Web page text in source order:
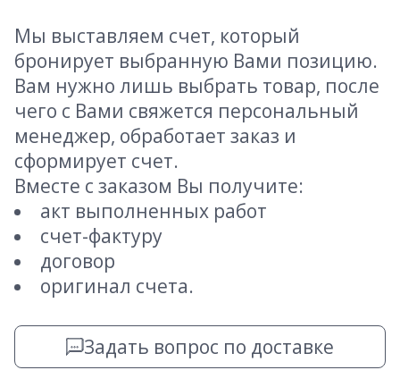
Мы выставляем счет, который
бронирует выбранную Вами позицию.
Вам нужно лишь выбрать товар, после
чего с Вами свяжется персональный
менеджер, обработает заказ и
сформирует счет.
Вместе с заказом Вы получите:
акт выполненных работ
счет-фактуру
договор
оригинал счета.
Задать вопрос по доставке